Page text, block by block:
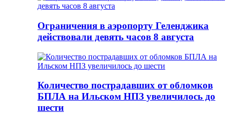
Ограничения в аэропорту Геленджика
действовали девять часов 8 августа
Количество пострадавших от обломков
БПЛА на Ильском НПЗ увеличилось до
шести